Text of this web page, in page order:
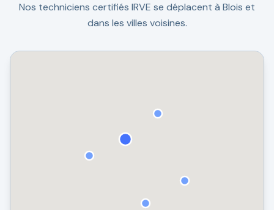
Nos techniciens certifiés IRVE se déplacent à Blois et
dans les villes voisines.